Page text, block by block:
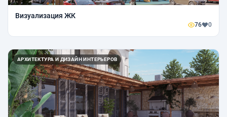
Визуализация ЖК
76 0
АРХИТЕКТУРА И ДИЗАЙН ИНТЕРЬЕРОВ